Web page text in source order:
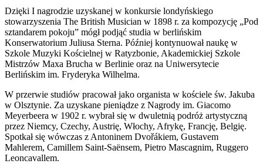
Dzięki I nagrodzie uzyskanej w konkursie londyńskiego
stowarzyszenia The British Musician w 1898 r. za kompozycję „Pod
sztandarem pokoju” mógł podjąć studia w berlińskim
Konserwatorium Juliusa Sterna. Później kontynuował naukę w
Szkole Muzyki Kościelnej w Ratyzbonie, Akademickiej Szkole
Mistrzów Maxa Brucha w Berlinie oraz na Uniwersytecie
Berlińskim im. Fryderyka Wilhelma.
W przerwie studiów pracował jako organista w kościele św. Jakuba
w Olsztynie. Za uzyskane pieniądze z Nagrody im. Giacomo
Meyerbeera w 1902 r. wybrał się w dwuletnią podróż artystyczną
przez Niemcy, Czechy, Austrię, Włochy, Afrykę, Francję, Belgię.
Spotkał się wówczas z Antoninem Dvořákiem, Gustavem
Mahlerem, Camillem Saint-Saënsem, Pietro Mascagnim, Ruggero
Leoncavallem.